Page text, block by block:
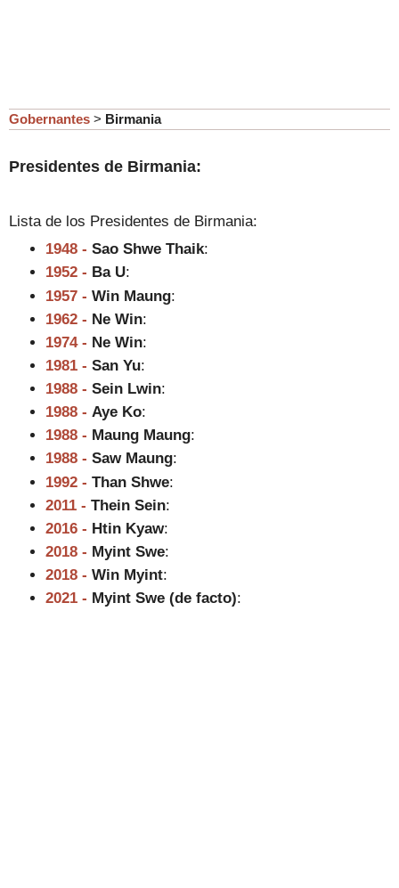
Gobernantes > Birmania
Presidentes de Birmania:
Lista de los Presidentes de Birmania:
1948 - Sao Shwe Thaik:
1952 - Ba U:
1957 - Win Maung:
1962 - Ne Win:
1974 - Ne Win:
1981 - San Yu:
1988 - Sein Lwin:
1988 - Aye Ko:
1988 - Maung Maung:
1988 - Saw Maung:
1992 - Than Shwe:
2011 - Thein Sein:
2016 - Htin Kyaw:
2018 - Myint Swe:
2018 - Win Myint:
2021 - Myint Swe (de facto):